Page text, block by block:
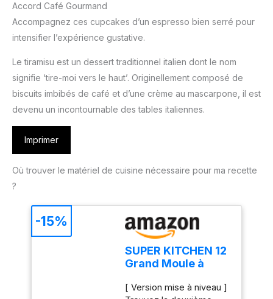
Accord Café Gourmand
Accompagnez ces cupcakes d’un espresso bien serré pour
intensifier l’expérience gustative.
Le tiramisu est un dessert traditionnel italien dont le nom
signifie ‘tire-moi vers le haut’. Originellement composé de
biscuits imbibés de café et d’une crème au mascarpone, il est
devenu un incontournable des tables italiennes.
Imprimer
Où trouver le matériel de cuisine nécessaire pour ma recette
?
SUPER KITCHEN 12
Grand Moule à
Moule Cupcake
[ Version mise à niveau ]
-15%